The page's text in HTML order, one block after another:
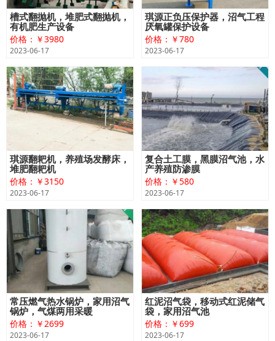
槽式翻抛机，堆肥式翻抛机，
有机肥生产设备
价格：￥3980
2023-06-17
琪源正负压保护器，沼气工程
厌氧罐保护设备
价格：￥780
2023-06-17
琪源翻耙机，养殖场发酵床，
堆肥翻耙机
价格：￥3150
2023-06-17
复合土工膜，黑膜沼气池，水
产养殖防渗膜
价格：￥580
2023-06-17
常压燃气热水锅炉，家用沼气
锅炉，气煤两用采暖
价格：￥2699
2023-06-17
红泥沼气袋，移动式红泥储气
袋，家用沼气池
价格：￥699
2023-06-17